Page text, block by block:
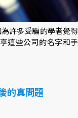
許多受騙的學者覺得
這些公司的名字和手
的真問題